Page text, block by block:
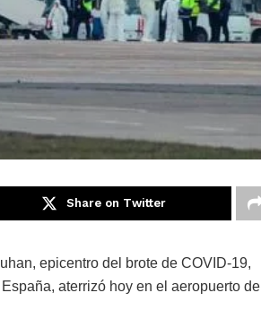
Share on Twitter
epicentro del brote de COVID-19,
aterrizó hoy en el aeropuerto de